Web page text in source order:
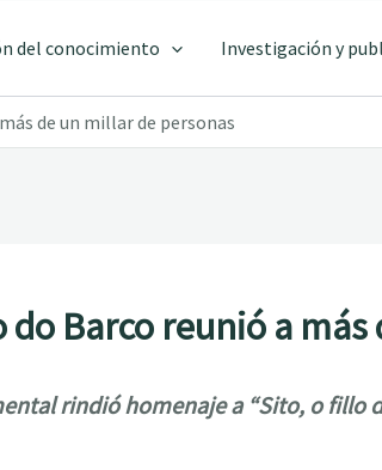
del conocimiento Investigación y
de un millar de personas
do Barco reunió a
rindió homenaje a “Sito, o fillo